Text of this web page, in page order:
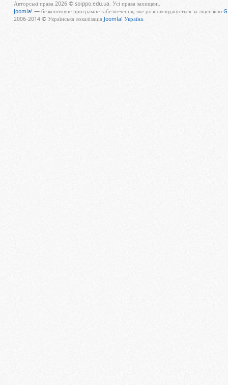
Авторські права 2026 © soippo.edu.ua. Усі права захищені.
Joomla! — безкоштовне програмне забезпечення, яке розповсюджується за ліцензією
2006-2014 © Українська локалізація Joomla! Україна.